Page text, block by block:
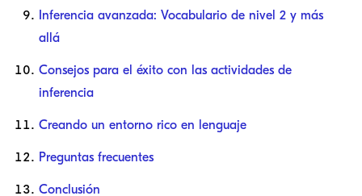
Inferencia avanzada: Vocabulario de nivel 2 y más
allá
Consejos para el éxito con las actividades de
inferencia
Creando un entorno rico en lenguaje
Preguntas frecuentes
Conclusión